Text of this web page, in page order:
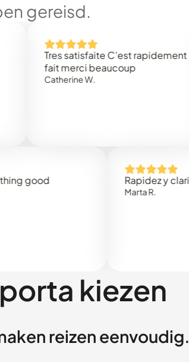
gereisd.
Tres satisfaite C’est rapidement
fait merci beaucoup
Catherine W.
Rapidez y claridad
kiezen
reizen eenvoudig.